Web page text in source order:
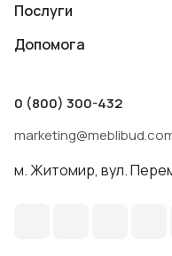
Послуги
Допомога
0 (800) 300-432
м. Житомир, вул.